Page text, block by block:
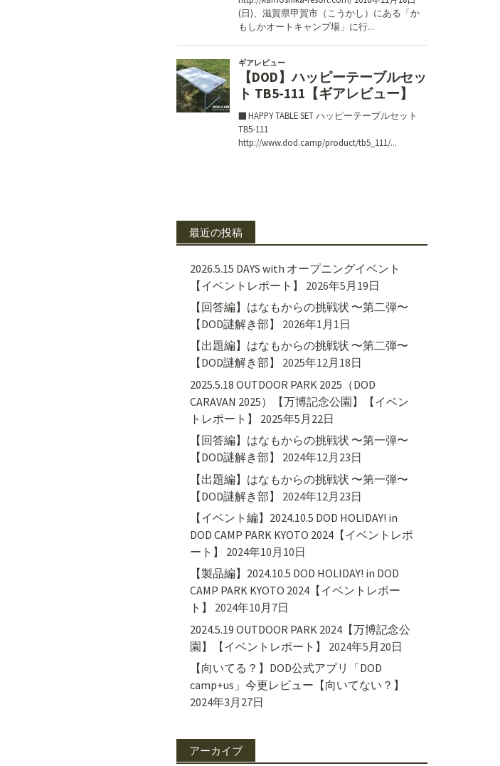
最近の投稿
2026.5.15 DAYS with オープニングイベント
【イベントレポート】
2026年5月19日
【回答編】はなもからの挑戦状 〜第二弾〜
【DOD謎解き部】
2026年1月1日
【出題編】はなもからの挑戦状 〜第二弾〜
【DOD謎解き部】
2025年12月18日
2025.5.18 OUTDOOR PARK 2025（DOD
CARAVAN 2025）【万博記念公園】【イベン
トレポート】
2025年5月22日
【回答編】はなもからの挑戦状 〜第一弾〜
【DOD謎解き部】
2024年12月23日
【出題編】はなもからの挑戦状 〜第一弾〜
【DOD謎解き部】
2024年12月23日
【イベント編】2024.10.5 DOD HOLIDAY! in
DOD CAMP PARK KYOTO 2024【イベントレポ
ート】
2024年10月10日
【製品編】2024.10.5 DOD HOLIDAY! in DOD
CAMP PARK KYOTO 2024【イベントレポー
ト】
2024年10月7日
2024.5.19 OUTDOOR PARK 2024【万博記念公
園】【イベントレポート】
2024年5月20日
【向いてる？】DOD公式アプリ「DOD
camp+us」今更レビュー【向いてない？】
2024年3月27日
アーカイブ